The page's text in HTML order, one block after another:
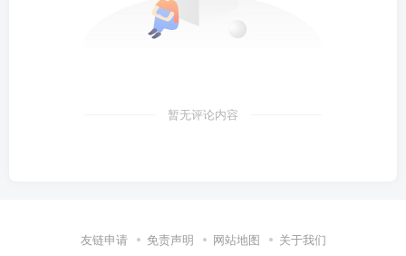
暂无评论内容
友链申请 免责声明 网站地图 关于我们